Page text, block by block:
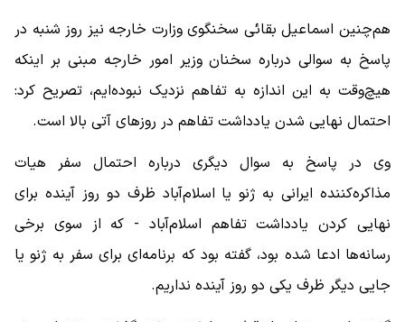
هم‌چنین اسماعیل بقائی سخنگوی وزارت خارجه نیز روز شنبه در
پاسخ به سوالی درباره سخنان وزیر امور خارجه مبنی بر اینکه
هیچ‌وقت به این اندازه به تفاهم نزدیک نبوده‌ایم، تصریح کرد:
احتمال نهایی شدن یادداشت تفاهم در روزهای آتی بالا است.
وی در پاسخ به سوال دیگری درباره احتمال سفر هیات
مذاکره‌کننده ایرانی به ژنو یا اسلام‌آباد ظرف دو روز آینده برای
نهایی کردن یادداشت تفاهم اسلام‌آباد - که از سوی برخی
رسانه‌ها ادعا شده بود، گفته بود که برنامه‌ای برای سفر به ژنو یا
جایی دیگر ظرف یکی دو روز آینده نداریم.